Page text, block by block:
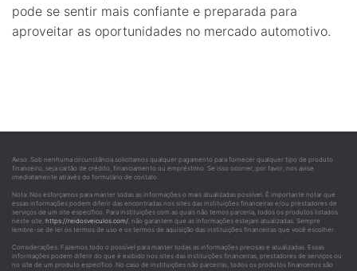
pode se sentir mais confiante e preparada para
aproveitar as oportunidades no mercado automotivo.
Aviso: Sob nenhuma circunstância solicitamos qualquer pagamento para fornecer qualquer tipo de produto
financeiro, seja cartão de crédito, financiamento ou empréstimo. Se isso ocorrer, por favor, nos avise
imediatamente através do formulário de contato.
Nota: Nos esforçamos para manter todas as informações o mais atualizadas possível. É importante notar que
essas informações podem diferir das encontradas nos sites das instituições financeiras e/ou prestadores de
serviços de um site específico. Para instituições com as quais não temos parceria, todos os produtos listados
neste site, https://reidosveiculos.com/, não garantem que as informações estejam atualizadas. Sempre
lembre-se de ler os termos de uso e os termos de aquisição das instituições financeiras que você escolher.
Considerações: Fazemos todo o possível para manter todas as informações precisas e atualizadas. Essas
informações podem diferir do que é exibido nos sites das instituições financeiras, prestadores de serviços ou
no site de um produto específico. No caso de instituições não parceiras, todos os produtos financeiros são